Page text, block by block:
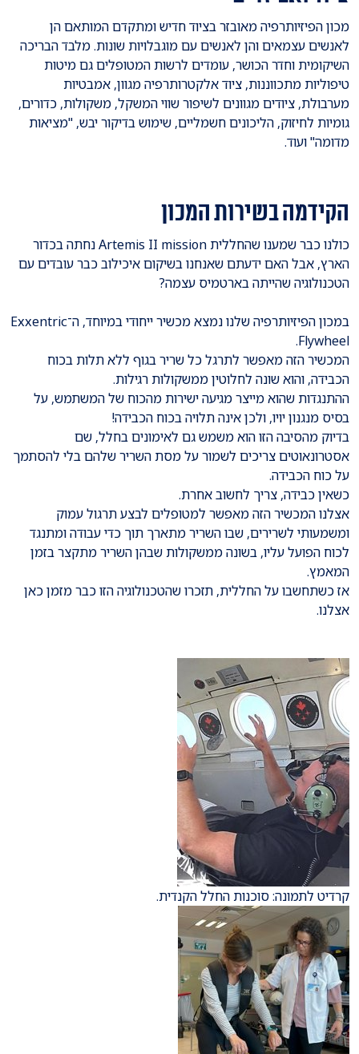
מכון הפיזיותרפיה מאובזר בציוד חדיש ומתקדם המותאם הן
לאנשים עצמאים והן לאנשים עם מוגבלויות שונות. מלבד הבריכה
השיקומית וחדר הכושר, עומדים לרשות המטופלים גם מיטות
טיפוליות מתכווננות, ציוד אלקטרותרפיה מגוון, אמבטיות
מערבולת, ציודים מגוונים לשיפור שווי המשקל, משקולות, כדורים,
גומיות לחיזוק, הליכונים חשמליים, שימוש בדיקור יבש, "מציאות
מדומה" ועוד.
הקידמה בשירות המכון
כולנו כבר שמענו שהחללית Artemis II mission נחתה בכדור
הארץ, אבל האם ידעתם שאנחנו בשיקום איכילוב כבר עובדים עם
הטכנולוגיה שהייתה בארטמיס עצמה?
במכון הפיזיותרפיה שלנו נמצא מכשיר ייחודי במיוחד, ה־Exxentric
Flywheel.
המכשיר הזה מאפשר לתרגל כל שריר בגוף ללא תלות בכוח
הכבידה, והוא שונה לחלוטין ממשקולות רגילות.
ההתנגדות שהוא מייצר מגיעה ישירות מהכוח של המשתמש, על
בסיס מנגנון יויו, ולכן אינה תלויה בכוח הכבידה!
בדיוק מהסיבה הזו הוא משמש גם לאימונים בחלל, שם
אסטרונאוטים צריכים לשמור על מסת השריר שלהם בלי להסתמך
על כוח הכבידה.
כשאין כבידה, צריך לחשוב אחרת.
אצלנו המכשיר הזה מאפשר למטופלים לבצע תרגול עמוק
ומשמעותי לשרירים, שבו השריר מתארך תוך כדי עבודה ומתנגד
לכוח הפועל עליו, בשונה ממשקולות שבהן השריר מתקצר בזמן
המאמץ.
אז כשתחשבו על החללית, תזכרו שהטכנולוגיה הזו כבר מזמן כאן
אצלנו.
קרדיט לתמונה: סוכנות החלל הקנדית.